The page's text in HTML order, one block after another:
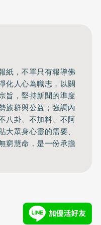
紙，不單只有報導佛
化人心為職志，以關
旨，堅持新聞的準度
族群與公益；強調內
八卦、不加料、不阿
眾身心靈的需要、
窮慧命，是一份承擔